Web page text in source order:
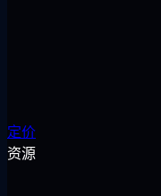
定价
资源